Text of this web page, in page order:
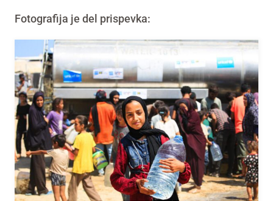
Fotografija je del prispevka: